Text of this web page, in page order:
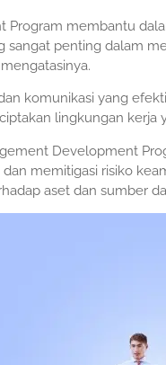
Program membantu
penting dalam
komunikasi yang
lingkungan kerja
Development
memitigasi risiko
aset dan sumber